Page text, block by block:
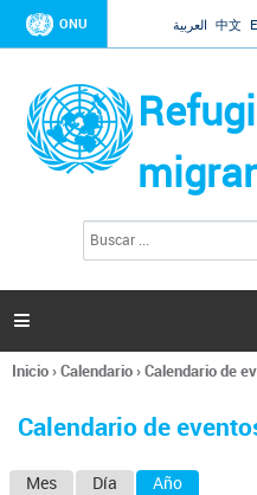
Jump
ONU العربية 中文
l
s

Se
usted
Inicio›Calendario›Calendario de
Calendario de
Mes Día Año